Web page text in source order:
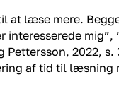
at læse mere.
mig”,
2022, s.
af tid til læsning